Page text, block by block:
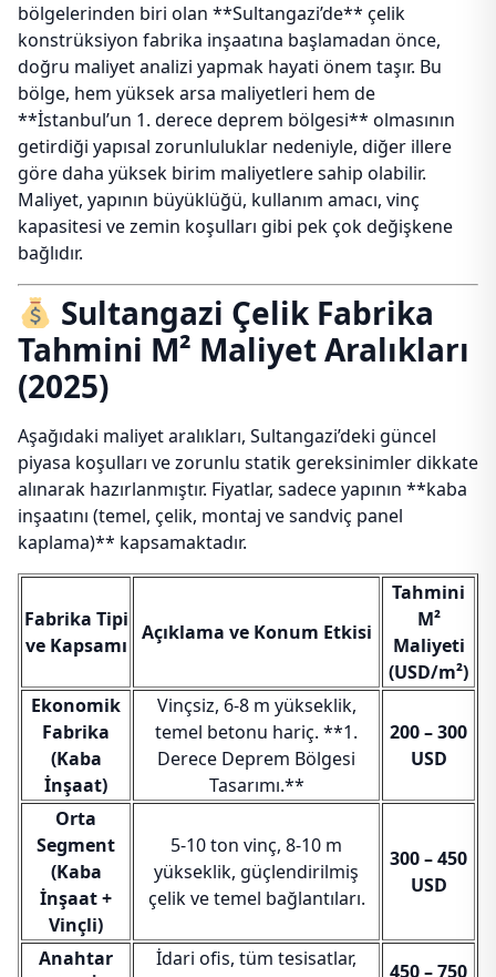
bölgelerinden biri olan **Sultangazi’de** çelik
konstrüksiyon fabrika inşaatına başlamadan önce,
doğru maliyet analizi yapmak hayati önem taşır. Bu
bölge, hem yüksek arsa maliyetleri hem de
**İstanbul’un 1. derece deprem bölgesi** olmasının
getirdiği yapısal zorunluluklar nedeniyle, diğer illere
göre daha yüksek birim maliyetlere sahip olabilir.
Maliyet, yapının büyüklüğü, kullanım amacı, vinç
kapasitesi ve zemin koşulları gibi pek çok değişkene
bağlıdır.
Sultangazi Çelik Fabrika
Tahmini M² Maliyet Aralıkları
(2025)
Aşağıdaki maliyet aralıkları, Sultangazi’deki güncel
piyasa koşulları ve zorunlu statik gereksinimler dikkate
alınarak hazırlanmıştır. Fiyatlar, sadece yapının **kaba
inşaatını (temel, çelik, montaj ve sandviç panel
kaplama)** kapsamaktadır.
Fabrika Tipi
ve Kapsamı
Açıklama ve Konum Etkisi
Tahmini
M²
Maliyeti
(USD/m²)
Ekonomik
Fabrika
(Kaba
İnşaat)
Vinçsiz, 6-8 m yükseklik,
temel betonu hariç. **1.
Derece Deprem Bölgesi
Tasarımı.**
200 – 300
USD
Orta
Segment
(Kaba
İnşaat +
Vinçli)
5-10 ton vinç, 8-10 m
yükseklik, güçlendirilmiş
çelik ve temel bağlantıları.
300 – 450
USD
Anahtar
İdari ofis, tüm tesisatlar,
450 – 750